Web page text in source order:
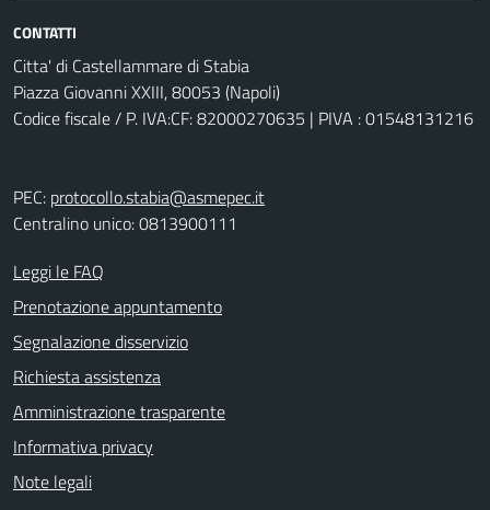
CONTATTI
Citta' di Castellammare di Stabia
Piazza Giovanni XXIII, 80053 (Napoli)
Codice fiscale / P. IVA:CF: 82000270635 | PIVA : 01548131216
PEC: protocollo.stabia@asmepec.it
Centralino unico: 0813900111
Leggi le FAQ
Prenotazione appuntamento
Segnalazione disservizio
Richiesta assistenza
Amministrazione trasparente
Informativa privacy
Note legali